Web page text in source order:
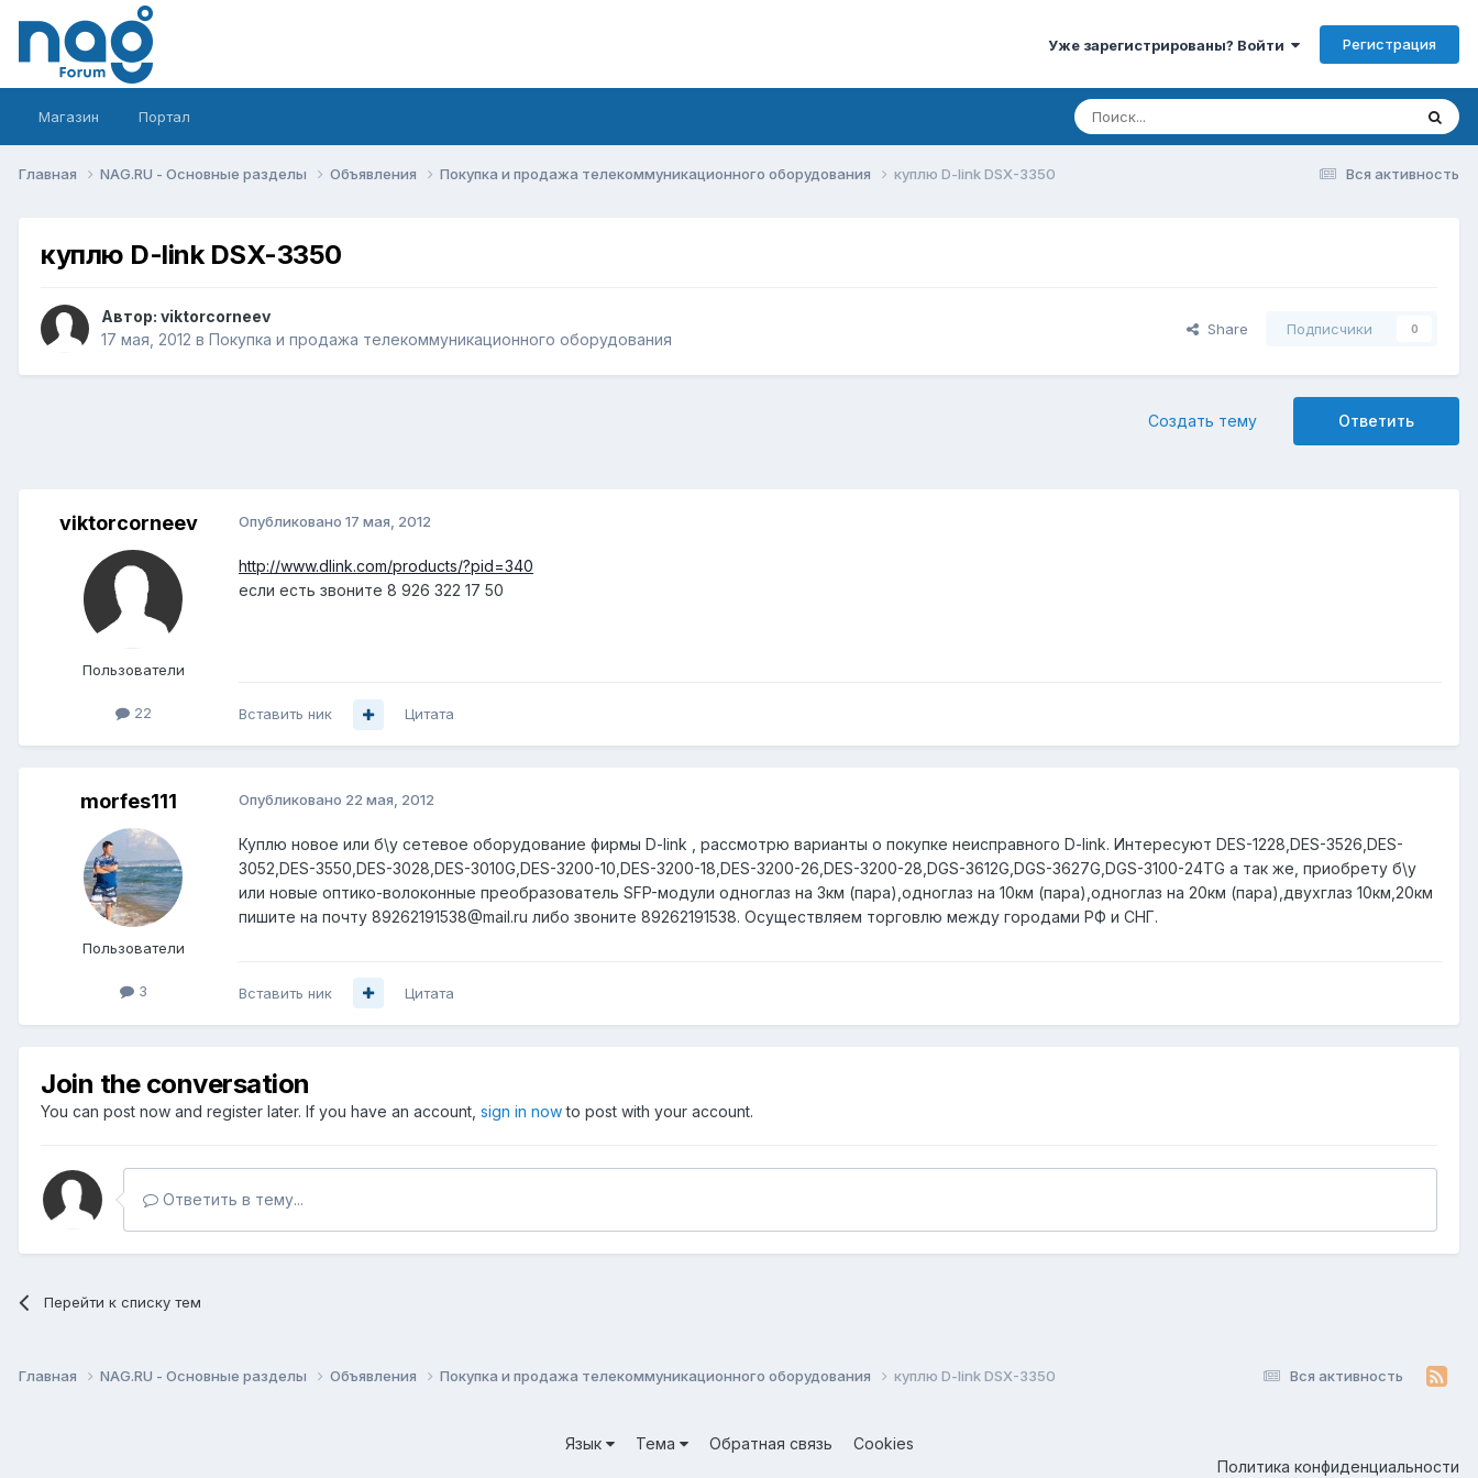
Уже зарегистрированы? Войти Регистрация
Магазин Портал
Вся активность
Главная NAG.RU - Основные разделы Объявления Покупка и продажа телекоммуникационного оборудования куплю D-link DSX-3350
куплю D-link DSX-3350
Автор: viktorcorneev
17 мая, 2012 в Покупка и продажа телекоммуникационного оборудования
Share Подписчики 0
Ответить
Создать тему
viktorcorneev
Пользователи
22
Опубликовано 17 мая, 2012
http://www.dlink.com/products/?pid=340
если есть звоните 8 926 322 17 50
Вставить ник Цитата
morfes111
Пользователи
3
Опубликовано 22 мая, 2012
Куплю новое или б\у сетевое оборудование фирмы D-link , рассмотрю варианты о покупке неисправного D-link. Интересуют DES-1228,DES-3526,DES-
3052,DES-3550,DES-3028,DES-3010G,DES-3200-10,DES-3200-18,DES-3200-26,DES-3200-28,DGS-3612G,DGS-3627G,DGS-3100-24TG а так же, приобрету б\у
или новые оптико-волоконные преобразователь SFP-модули одноглаз на 3км (пара),одноглаз на 10км (пара),одноглаз на 20км (пара),двухглаз 10км,20км
пишите на почту 89262191538@mail.ru либо звоните 89262191538. Осуществляем торговлю между городами РФ и СНГ.
Вставить ник Цитата
Join the conversation
You can post now and register later. If you have an account, sign in nowto post with your account.
Ответить в тему...
Перейти к списку тем
Вся активность
Главная NAG.RU - Основные разделы Объявления Покупка и продажа телекоммуникационного оборудования куплю D-link DSX-3350
Язык Тема Обратная связь
Cookies
Политика конфиденциальности